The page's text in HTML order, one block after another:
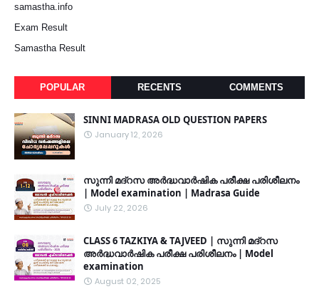
samastha.info
Exam Result
Samastha Result
POPULAR RECENTS COMMENTS
SINNI MADRASA OLD QUESTION PAPERS
January 12, 2026
സുന്നി മദ്റസ അർദ്ധവാർഷിക പരീക്ഷ പരിശീലനം
| Model examination | Madrasa Guide
July 22, 2026
CLASS 6 TAZKIYA & TAJVEED | സുന്നി മദ്റസ
അർദ്ധവാർഷിക പരീക്ഷ പരിശീലനം | Model
examination
August 02, 2025